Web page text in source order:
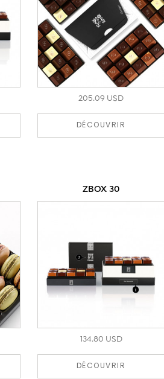
205.09 USD
DÉCOUVRIR
ZBOX 30
134.80 USD
DÉCOUVRIR